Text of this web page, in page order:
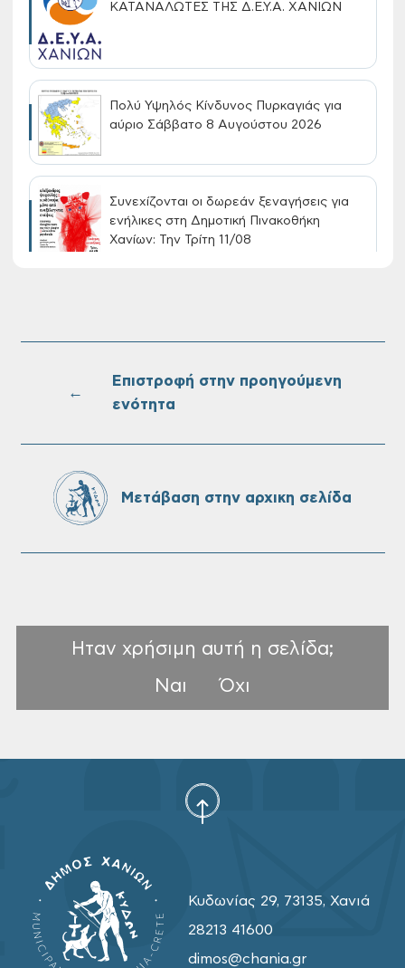
ΚΑΤΑΝΑΛΩΤΕΣ ΤΗΣ Δ.Ε.Υ.Α. ΧΑΝΙΩΝ
Πολύ Υψηλός Κίνδυνος Πυρκαγιάς για
αύριο Σάββατο 8 Αυγούστου 2026
Συνεχίζονται οι δωρεάν ξεναγήσεις για
ενήλικες στη Δημοτική Πινακοθήκη
Χανίων: Την Τρίτη 11/08
Τακτική συνεδρίαση Δημοτικής Επιτροπής
←
Επιστροφή στην προηγούμενη
ενότητα
Μετάβαση στην αρχικη σελίδα
Ηταν χρήσιμη αυτή η σελίδα;
Ναι
Όχι
Κυδωνίας 29, 73135, Χανιά
28213 41600
dimos@chania.gr